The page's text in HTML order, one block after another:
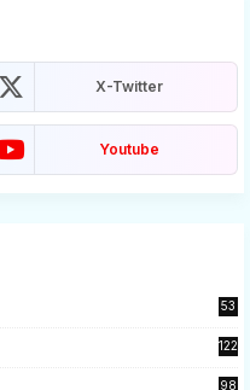
X-Twitter
Youtube
53
122
98